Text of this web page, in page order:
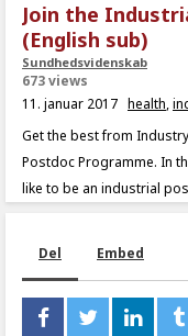
Join the
(English sub)
Sundhedsvidenskab
673 views
11. januar 2017 health,
Get the best from
Postdoc Programme. In
like to be an industrial
Del Embed